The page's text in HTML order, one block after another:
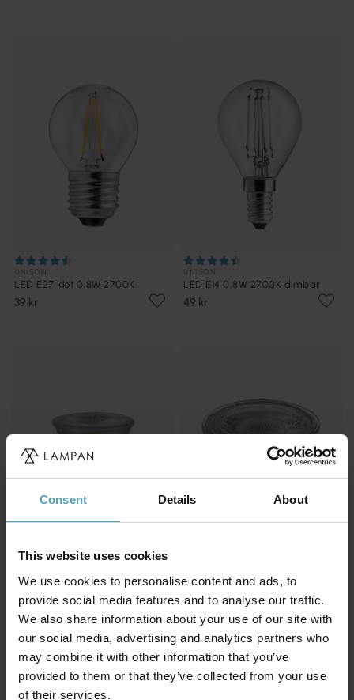
Consent Details About
This website uses cookies
We use cookies to personalise content and ads, to
provide social media features and to analyse our traffic.
We also share information about your use of our site with
our social media, advertising and analytics partners who
may combine it with other information that you’ve
provided to them or that they’ve collected from your use
of their services.
LED E27 klot 0,8W 2700K
39 kr
LED E14 0,8W 2700K dimbar
49 kr
UNISON
GU10 mini 3W dimbar
69 kr
UNISON
GU10 LED 7W dimbar
69 kr